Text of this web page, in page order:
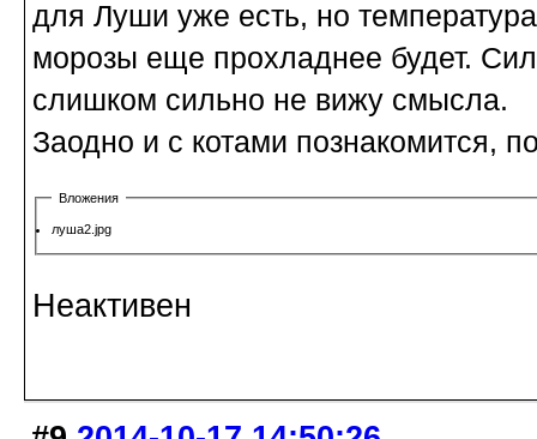
для Луши уже есть, но
морозы еще прохладнее будет.
слишком сильно не вижу смысла.
Заодно и с котами познакомится,
Вложения
луша2.jpg
Неактивен